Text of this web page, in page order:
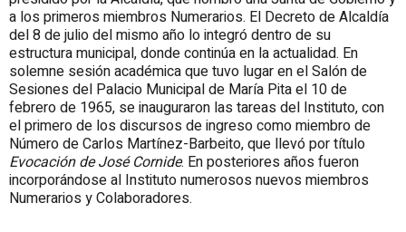
a los primeros miembros Numerarios. El Decreto de Alcaldía
del 8 de julio del mismo año lo integró dentro de su
estructura municipal, donde continúa en la actualidad. En
solemne sesión académica que tuvo lugar en el Salón de
Sesiones del Palacio Municipal de María Pitael 10 de
febrero de 1965, se inauguraron las tareas del Instituto, con
el primero de los discursos de ingreso como miembro de
Número de Carlos Martínez-Barbeito, que llevó por título
Evocación de José Cornide. En posteriores años fueron
incorporándose al Instituto numerosos nuevos miembros
Numerarios y Colaboradores.